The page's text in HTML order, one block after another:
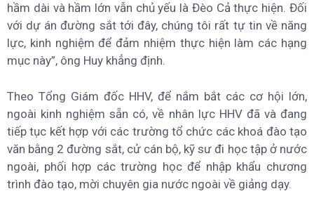
hầm dài và hầm lớn vẫn chủ yếu là Đèo Cả thực hiện. Đối
với dự án đường sắt tới đây, chúng tôi rất tự tin về năng
lực, kinh nghiệm để đảm nhiệm thực hiện làm các hạng
mục này”, ông Huy khẳng định.
Theo Tổng Giám đốc HHV, để nắm bắt các cơ hội lớn,
ngoài kinh nghiệm sẵn có, về nhân lực HHV đã và đang
tiếp tục kết hợp với các trường tổ chức các khoá đào tạo
văn bằng 2 đường sắt, cử cán bộ, kỹ sư đi học tập ở nước
ngoài, phối hợp các trường học để nhập khẩu chương
trình đào tạo, mời chuyên gia nước ngoài về giảng dạy.